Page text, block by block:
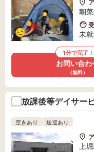
朝
未
1分で完了！
お問い合わ
（無料）
放課後等デイサー
空きあり 送迎あり
上